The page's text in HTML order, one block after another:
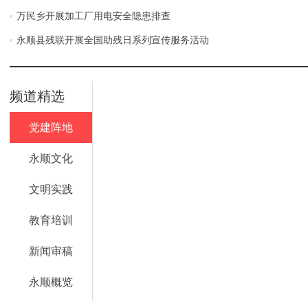
万民乡开展加工厂用电安全隐患排查
永顺县残联开展全国助残日系列宣传服务活动
频道精选
党建阵地
永顺文化
文明实践
教育培训
新闻审稿
永顺概览